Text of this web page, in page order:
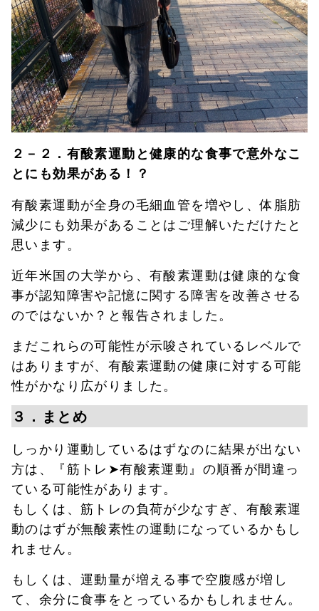
２－２．有酸素運動と健康的な食事で意外なこ
とにも効果がある！？
有酸素運動が全身の毛細血管を増やし、体脂肪
減少にも効果があることはご理解いただけたと
思います。
近年米国の大学から、有酸素運動は健康的な食
事が認知障害や記憶に関する障害を改善させる
のではないか？と報告されました。
まだこれらの可能性が示唆されているレベルで
はありますが、有酸素運動の健康に対する可能
性がかなり広がりました。
３．まとめ
しっかり運動しているはずなのに結果が出ない
方は、『筋トレ➤有酸素運動』の順番が間違っ
ている可能性があります。
もしくは、筋トレの負荷が少なすぎ、有酸素運
動のはずが無酸素性の運動になっているかもし
れません。
もしくは、運動量が増える事で空腹感が増し
て、余分に食事をとっているかもしれません。